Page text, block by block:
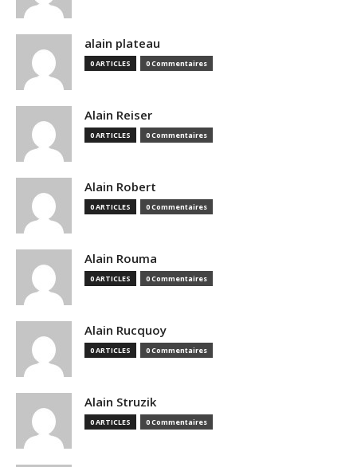
alain plateau
0 ARTICLES 0 Commentaires
Alain Reiser
0 ARTICLES 0 Commentaires
Alain Robert
0 ARTICLES 0 Commentaires
Alain Rouma
0 ARTICLES 0 Commentaires
Alain Rucquoy
0 ARTICLES 0 Commentaires
Alain Struzik
0 ARTICLES 0 Commentaires